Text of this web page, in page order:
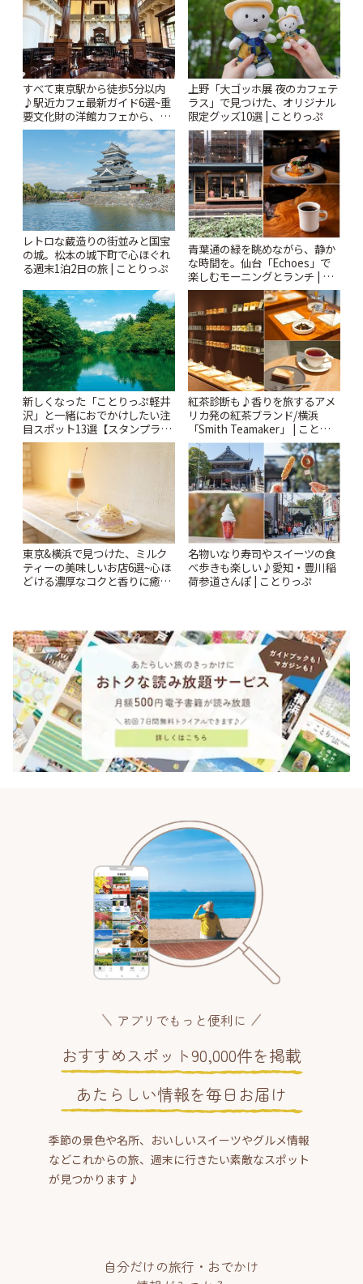
すべて東京駅から徒歩5分以内
♪駅近カフェ最新ガイド6選~重
要文化財の洋館カフェから、改
札すぐのレトロ喫茶まで~ | こと
上野「大ゴッホ展 夜のカフェテ
ラス」で見つけた、オリジナル
限定グッズ10選 | ことりっぷ
レトロな蔵造りの街並みと国宝
の城。松本の城下町で心ほぐれ
る週末1泊2日の旅 | ことりっぷ
青葉通の緑を眺めながら、静か
な時間を。仙台「Echoes」で
楽しむモーニングとランチ | こ
とりっぷ
新しくなった「ことりっぷ軽井
沢」と一緒におでかけしたい注
目スポット13選【スタンプラリ
ー開催中】 | ことりっぷ
紅茶診断も♪香りを旅するアメ
リカ発の紅茶ブランド/横浜
「Smith Teamaker」 | ことりっ
ぷ
東京&横浜で見つけた、ミルク
ティーの美味しいお店6選~心ほ
どける濃厚なコクと香りに癒や
名物いなり寿司やスイーツの食
べ歩きも楽しい♪愛知・豊川稲
荷参道さんぽ | ことりっぷ
アプリでもっと便利に
おすすめスポット90,000件を掲載
あたらしい情報を毎日お届け
季節の景色や名所、おいしいスイーツやグルメ情報
などこれからの旅、週末に行きたい素敵なスポット
が見つかります♪
自分だけの旅行・おでかけ